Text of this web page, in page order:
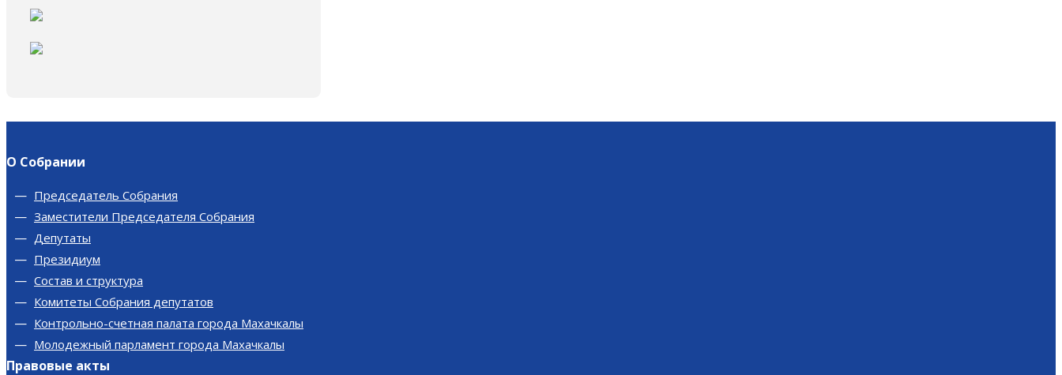
О Собрании
Председатель Собрания
Заместители Председателя Собрания
Депутаты
Президиум
Состав и структура
Комитеты Собрания депутатов
Контрольно-счетная палата города Махачкалы
Молодежный парламент города Махачкалы
Правовые акты